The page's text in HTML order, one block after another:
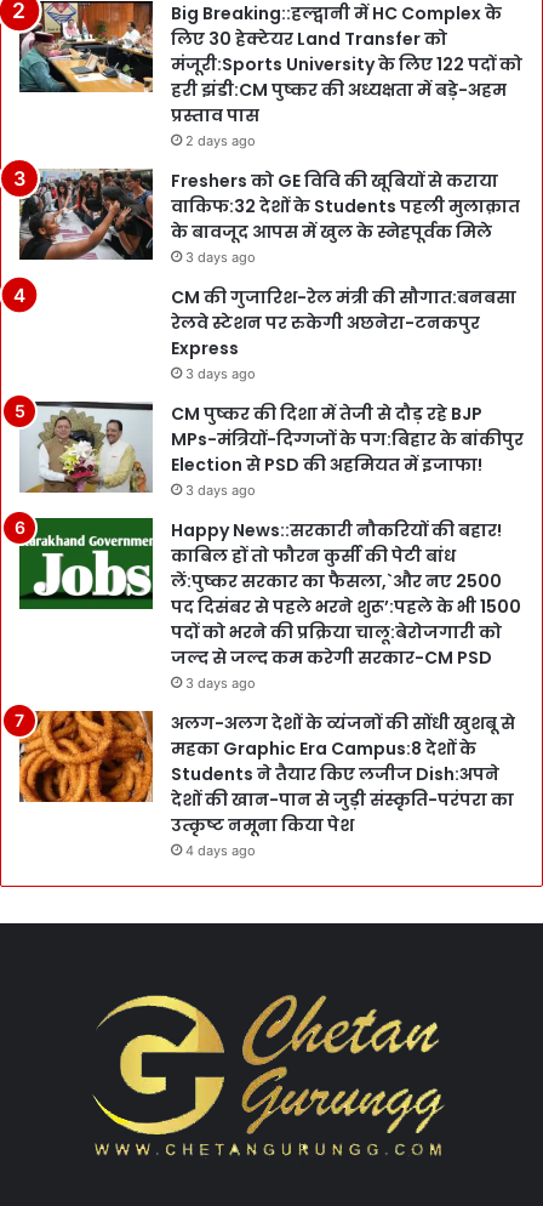
Big Breaking::हल्द्वानी में HC Complex के
लिए 30 हेक्टेयर Land Transfer को
मंजूरी:Sports University के लिए 122 पदों को
हरी झंडी:CM पुष्कर की अध्यक्षता में बड़े-अहम
प्रस्ताव पास
2 days ago
Freshers को GE विवि की खूबियों से कराया
वाकिफ:32 देशों के Students पहली मुलाक़ात
के बावजूद आपस में खुल के स्नेहपूर्वक मिले
3 days ago
CM की गुजारिश-रेल मंत्री की सौगात:बनबसा
रेलवे स्टेशन पर रुकेगी अछनेरा-टनकपुर
Express
3 days ago
CM पुष्कर की दिशा में तेजी से दौड़ रहे BJP
MPs-मंत्रियों-दिग्गजों के पग:बिहार के बांकीपुर
Election से PSD की अहमियत में इजाफा!
3 days ago
Happy News::सरकारी नौकरियों की बहार!
काबिल हों तो फौरन कुर्सी की पेटी बांध
लें:पुष्कर सरकार का फैसला,`और नए 2500
पद दिसंबर से पहले भरने शुरू’:पहले के भी 1500
पदों को भरने की प्रक्रिया चालू:बेरोजगारी को
जल्द से जल्द कम करेगी सरकार-CM PSD
3 days ago
अलग-अलग देशों के व्यंजनों की सोंधी खुशबू से
महका Graphic Era Campus:8 देशों के
Students ने तैयार किए लजीज Dish:अपने
देशों की खान-पान से जुड़ी संस्कृति-परंपरा का
उत्कृष्ट नमूना किया पेश
4 days ago